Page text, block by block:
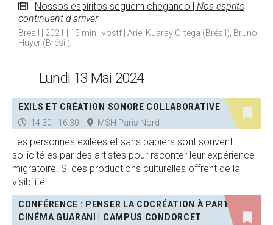
Nossos espíritos seguem chegando | Nos esprits
continuent d'arriver
Brésil | 2021 | 15 min | vostf | Ariel Kuaray Ortega (Brésil), Bruno
Huyer (Brésil),
Lundi 13 Mai 2024
EXILS ET CRÉATION SONORE COLLABORATIVE
14:30 - 16:30
MSH Paris Nord
Les personnes exilées et sans papiers sont souvent
sollicité·es par des artistes pour raconter leur expérience
migratoire. Si ces productions culturelles offrent de la
visibilité…
CONFÉRENCE : PENSER LA COCRÉATION À PARTIR DU
CINÉMA GUARANI | CAMPUS CONDORCET